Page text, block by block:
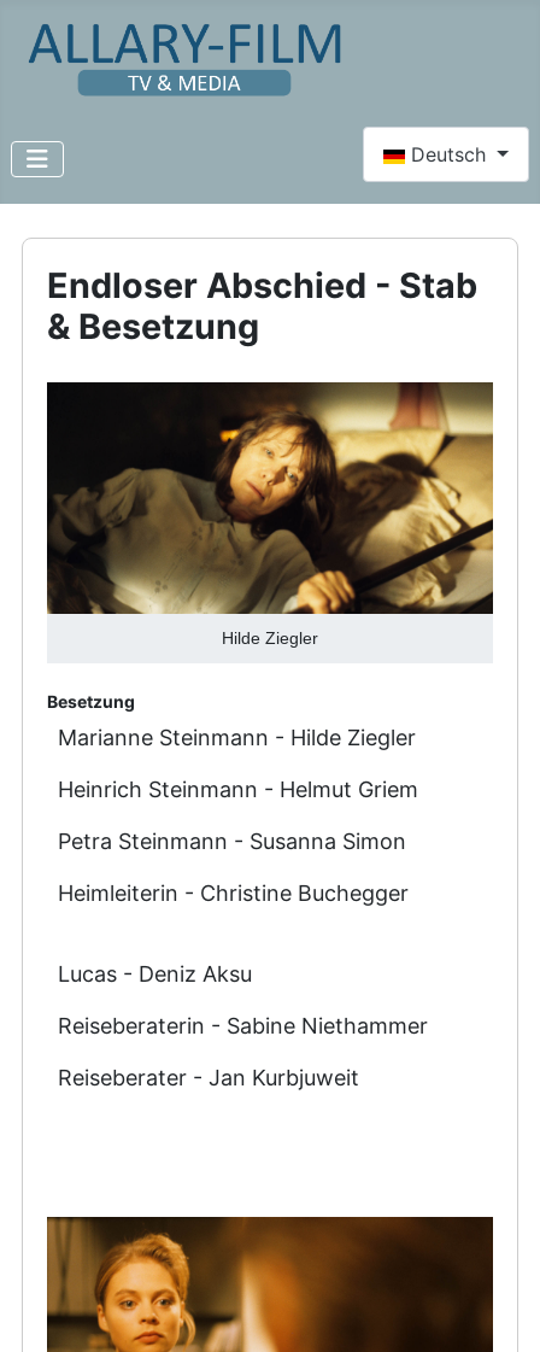
Sprache
Deutsch
Endloser Abschied - Stab
& Besetzung
Hilde Ziegler
Besetzung
Marianne Steinmann - Hilde Ziegler
Heinrich Steinmann - Helmut Griem
Petra Steinmann - Susanna Simon
Heimleiterin - Christine Buchegger
Lucas - Deniz Aksu
Reiseberaterin - Sabine Niethammer
Reiseberater - Jan Kurbjuweit